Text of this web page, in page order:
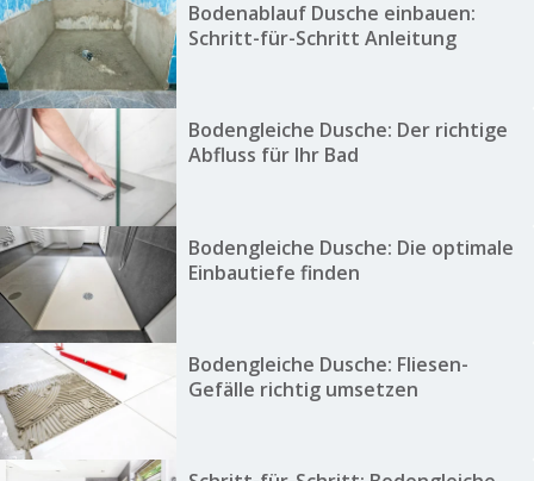
Bodenablauf Dusche einbauen:
Schritt-für-Schritt Anleitung
Bodengleiche Dusche: Der richtige
Abfluss für Ihr Bad
Bodengleiche Dusche: Die optimale
Einbautiefe finden
Bodengleiche Dusche: Fliesen-
Gefälle richtig umsetzen